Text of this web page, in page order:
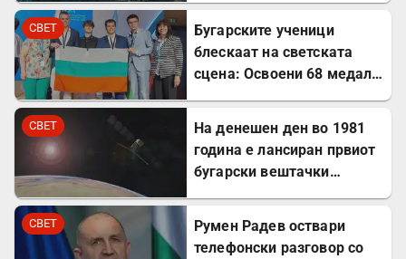
СВЕТ
Бугарските ученици
блескаат на светската
сцена: Освоени 68 медали
година
СВЕТ
На денешен ден во 1981
година е лансиран првиот
бугарски вештачки
СВЕТ
Румен Радев оствари
телефонски разговор со